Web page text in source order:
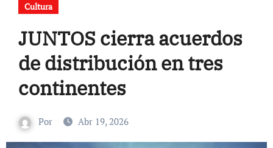
Cultura
JUNTOS cierra acuerdos
de distribución en tres
continentes
Por Abr 19, 2026